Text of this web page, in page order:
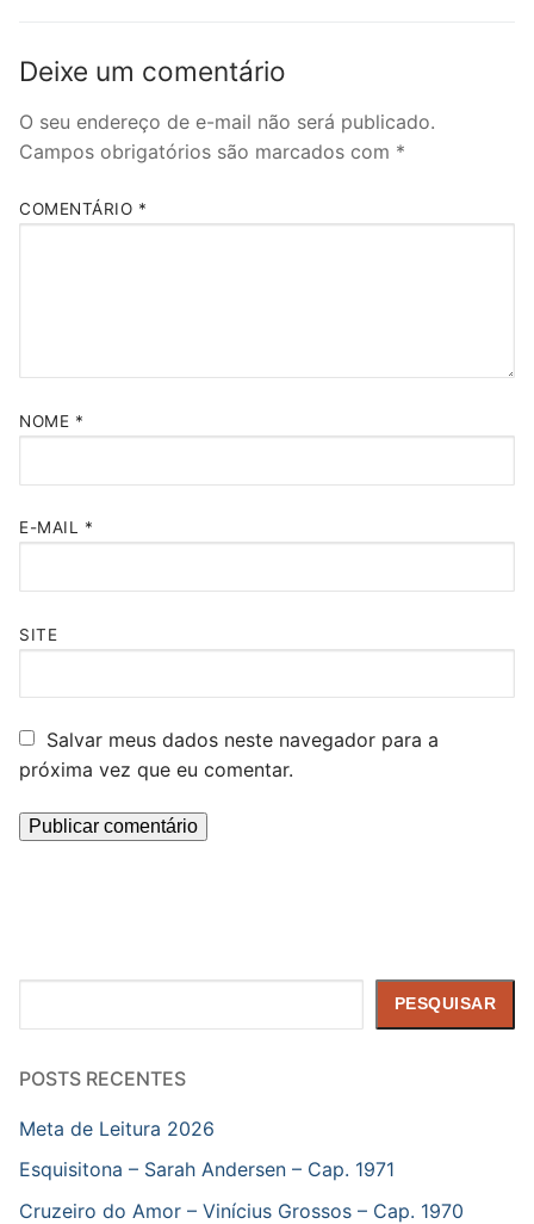
Deixe um comentário
O seu endereço de e-mail não será publicado.
Campos obrigatórios são marcados com *
COMENTÁRIO *
NOME *
E-MAIL *
SITE
Salvar meus dados neste navegador para a
próxima vez que eu comentar.
PESQUISAR
POSTS RECENTES
Meta de Leitura 2026
Esquisitona – Sarah Andersen – Cap. 1971
Cruzeiro do Amor – Vinícius Grossos – Cap. 1970